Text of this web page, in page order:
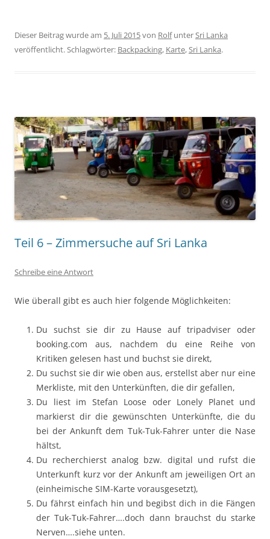
Dieser Beitrag wurde am 5. Juli 2015von RolfunterSri Lanka
veröffentlicht. Schlagwörter: Backpacking, Karte,Sri Lanka.
Teil 6 – Zimmersuche auf Sri Lanka
Schreibe eine Antwort
Wie überall gibt es auch hier folgende Möglichkeiten:
Du suchst sie dir zu Hause auf tripadviser oder
booking.com aus, nachdem du eine Reihe von
Kritiken gelesen hast und buchst sie direkt,
Du suchst sie dir wie oben aus, erstellst aber nur eine
Merkliste, mit den Unterkünften, die dir gefallen,
Du liest im Stefan Loose oder Lonely Planet und
markierst dir die gewünschten Unterkünfte, die du
bei der Ankunft dem Tuk-Tuk-Fahrer unter die Nase
hältst,
Du recherchierst analog bzw. digital und rufst die
Unterkunft kurz vor der Ankunft am jeweiligen Ort an
(einheimische SIM-Karte vorausgesetzt),
Du fährst einfach hin und begibst dich in die Fängen
der Tuk-Tuk-Fahrer….doch dann brauchst du starke
Nerven….siehe unten.